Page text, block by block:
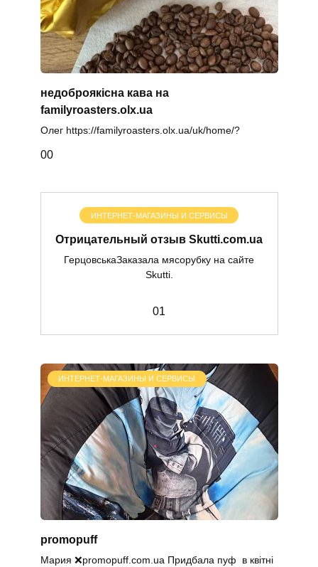
недоброякісна кава на
familyroasters.olx.ua
Олег https://familyroasters.olx.ua/uk/home/?
00
ИНТЕРНЕТ-МАГАЗИНЫ И СЕРВИСЫ
Отрицательный отзыв Skutti.com.ua
ГерцовськаЗаказала мясорубку на сайте
Skutti.
01
ИНТЕРНЕТ-МАГАЗИНЫ И СЕРВИСЫ
promopuff
Мария ❌promopuff.com.uа Придбала пуф в квітні